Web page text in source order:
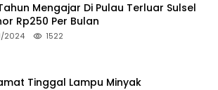
Mengajar Di Pulau Terluar Sulsel
Rp250 Per Bulan
2024 1522
Tinggal Lampu Minyak